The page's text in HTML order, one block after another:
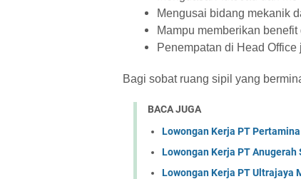
Mengusai bidang mekanik
Mampu memberikan
Penempatan di Head
Bagi sobat ruang sipil yang
BACA JUGA
Lowongan Kerja PT
Lowongan Kerja PT
Lowongan Kerja PT Ultrajaya